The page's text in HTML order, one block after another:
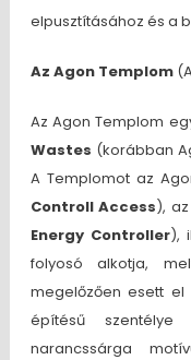
elpusztításához és a
Az Agon Templom
Az Agon Templom
Wastes (korábban
A Templomot az
Controll Access),
Energy Controller),
folyosó alkotja,
megelőzően esett
építésű
narancssárga